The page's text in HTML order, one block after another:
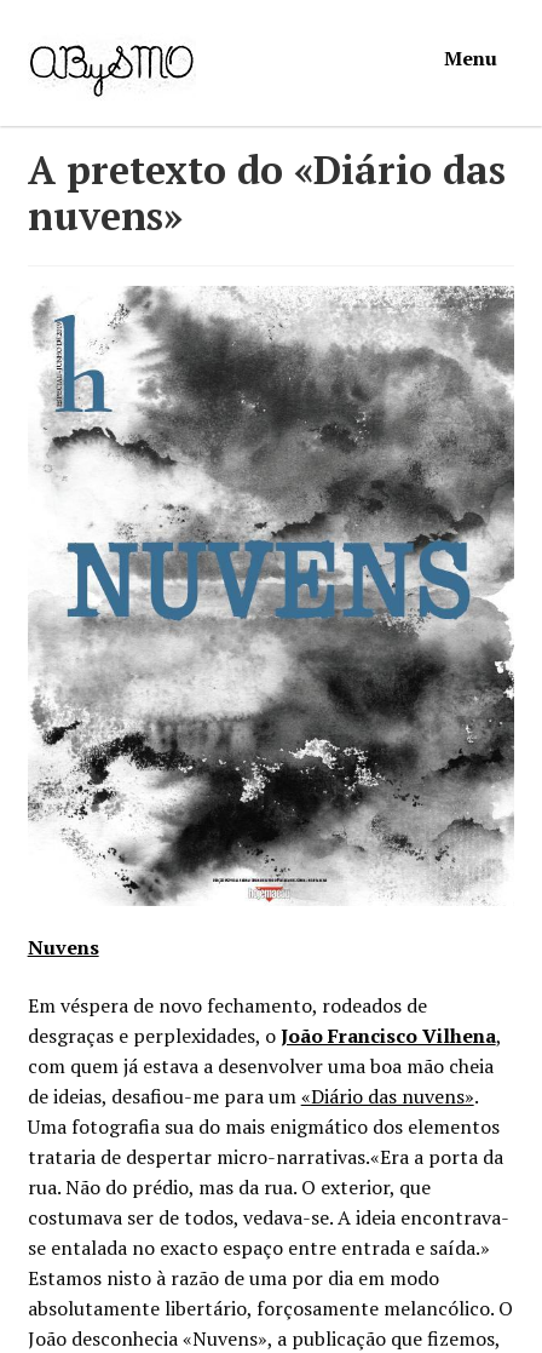
Ir
para
navegação
Saltar
para
conteúdo
Menu
Loja
Torpor
Contactos
Carrinho
Minha conta
Política de privacidade
Termos e Condições
Mapa do site
A pretexto do «Diário das
nuvens»
Nuvens
Em véspera de novo fechamento, rodeados de
desgraças e perplexidades, oJoão Francisco Vilhena,
com quem já estava a desenvolver uma boa mão cheia
de ideias, desafiou-me para um«Diário das nuvens».
Uma fotografia sua do mais enigmático dos elementos
trataria de despertar micro-narrativas.«Era a porta da
rua. Não do prédio, mas da rua. O exterior, que
costumava ser de todos, vedava-se. A ideia encontrava-
se entalada no exacto espaço entre entrada e saída.»
Estamos nisto à razão de uma por dia em modo
absolutamente libertário, forçosamente melancólico. O
João desconhecia «Nuvens», a publicação que fizemos,